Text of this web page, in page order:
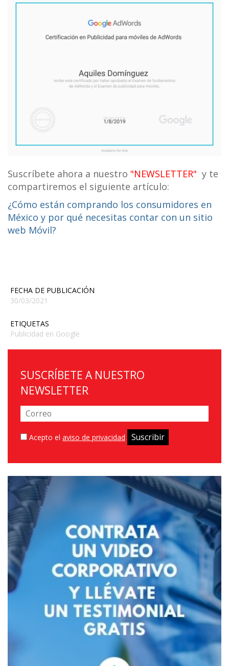
Suscríbete ahora a nuestro "NEWSLETTER" y te
compartiremos el siguiente artículo:
¿Cómo están comprando los consumidores en
México y por qué necesitas contar con un sitio
web Móvil?
FECHA DE PUBLICACIÓN
30/03/2021
ETIQUETAS
Publicidad en Google
SUSCRÍBETE A NUESTRO
NEWSLETTER
Acepto el aviso de privacidad